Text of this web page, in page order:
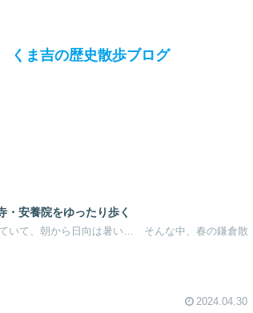
くま吉の歴史散歩ブログ
・安養院をゆったり歩く
いて、朝から日向は暑い… そんな中、春の鎌倉散
2024.04.30